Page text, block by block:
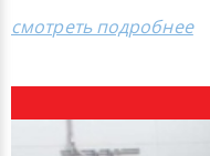
смотреть подробнее